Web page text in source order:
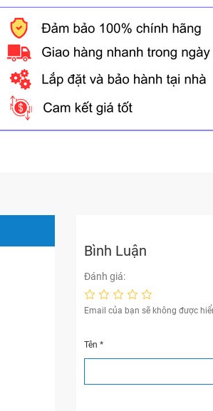
Bình Luận
Đánh giá:
Email của bạn sẽ không được
Tên*